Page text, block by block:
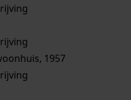
1957